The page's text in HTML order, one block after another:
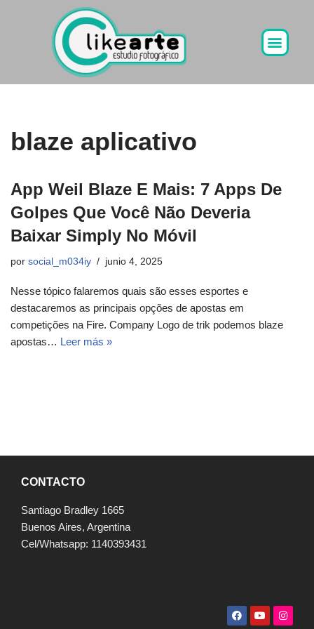
blaze aplicativo
App Weil Blaze E Mais: 7 Apps De
Golpes Que Você Não Deveria
Baixar Simply No Móvil
por social_m034iy junio 4, 2025
Nesse tópico falaremos quais são esses esportes e
destacaremos as principais opções de apostas em
competições na Fire. Company Logo de trik podemos blaze
apostas… Leer más »
CONTACTO
Santiago Bradley 1665
Buenos Aires, Argentina
Cel/Whatsapp: 1140393431